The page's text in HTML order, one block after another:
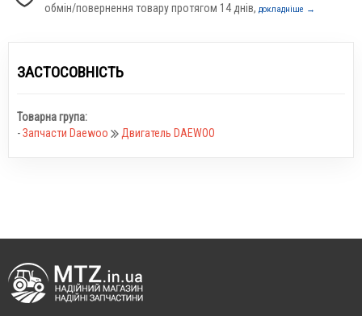
обмін/повернення товару протягом 14 днів, докладніше →
ЗАСТОСОВНІСТЬ
Товарна група:
-Запчасти Daewoo Двигатель DAEWOO